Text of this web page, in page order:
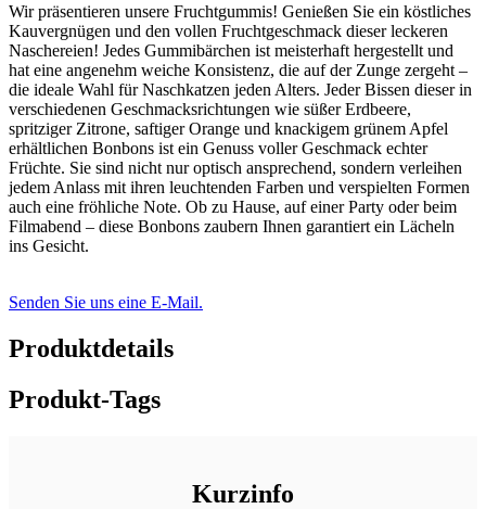
Wir präsentieren unsere Fruchtgummis! Genießen Sie ein köstliches
Kauvergnügen und den vollen Fruchtgeschmack dieser leckeren
Naschereien! Jedes Gummibärchen ist meisterhaft hergestellt und
hat eine angenehm weiche Konsistenz, die auf der Zunge zergeht –
die ideale Wahl für Naschkatzen jeden Alters. Jeder Bissen dieser in
verschiedenen Geschmacksrichtungen wie süßer Erdbeere,
spritziger Zitrone, saftiger Orange und knackigem grünem Apfel
erhältlichen Bonbons ist ein Genuss voller Geschmack echter
Früchte. Sie sind nicht nur optisch ansprechend, sondern verleihen
jedem Anlass mit ihren leuchtenden Farben und verspielten Formen
auch eine fröhliche Note. Ob zu Hause, auf einer Party oder beim
Filmabend – diese Bonbons zaubern Ihnen garantiert ein Lächeln
ins Gesicht.
Senden Sie uns eine E-Mail.
Produktdetails
Produkt-Tags
Kurzinfo